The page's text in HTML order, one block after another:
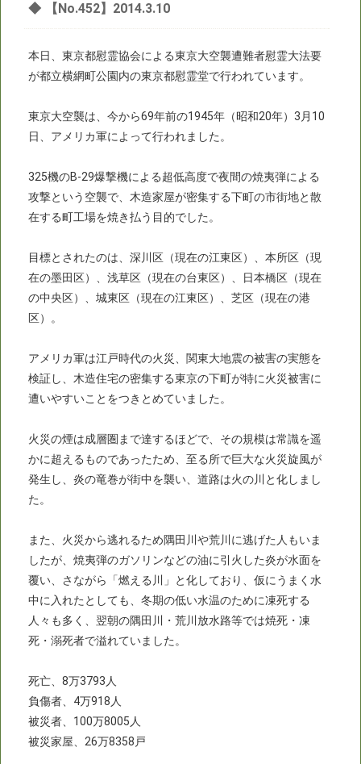
◆ 【No.452】2014.3.10
本日、東京都慰霊協会による東京大空襲遭難者慰霊大法要
が都立横網町公園内の東京都慰霊堂で行われています。
東京大空襲は、今から69年前の1945年（昭和20年）3月10
日、アメリカ軍によって行われました。
325機のB-29爆撃機による超低高度で夜間の焼夷弾による
攻撃という空襲で、木造家屋が密集する下町の市街地と散
在する町工場を焼き払う目的でした。
目標とされたのは、深川区（現在の江東区）、本所区（現
在の墨田区）、浅草区（現在の台東区）、日本橋区（現在
の中央区）、城東区（現在の江東区）、芝区（現在の港
区）。
アメリカ軍は江戸時代の火災、関東大地震の被害の実態を
検証し、木造住宅の密集する東京の下町が特に火災被害に
遭いやすいことをつきとめていました。
火災の煙は成層圏まで達するほどで、その規模は常識を遥
かに超えるものであったため、至る所で巨大な火災旋風が
発生し、炎の竜巻が街中を襲い、道路は火の川と化しまし
た。
また、火災から逃れるため隅田川や荒川に逃げた人もいま
したが、焼夷弾のガソリンなどの油に引火した炎が水面を
覆い、さながら「燃える川」と化しており、仮にうまく水
中に入れたとしても、冬期の低い水温のために凍死する
人々も多く、翌朝の隅田川・荒川放水路等では焼死・凍
死・溺死者で溢れていました。
死亡、8万3793人
負傷者、4万918人
被災者、100万8005人
被災家屋、26万8358戸